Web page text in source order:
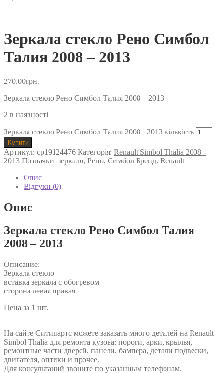
Зеркала стекло Рено Симбол
Талия 2008 – 2013
270.00грн.
Зеркала стекло Рено Симбол Талия 2008 – 2013
2 в наявності
Зеркала стекло Рено Симбол Талия 2008 - 2013 кількість
Купити
Артикул: cp19124476 Категорія: Renault Simbol Thalia 2008 -
2013 Позначки: зеркало, Рено, Симбол Бренд: Renault
Опис
Відгуки (0)
Опис
Зеркала стекло Рено Симбол Талия
2008 – 2013
Описание:
Зеркала стекло
вставка зеркала с обогревом
сторона левая правая
Цена за 1 шт.
На сайте Ситипартс можете заказать много деталей на Renault
Simbol Thalia для ремонта кузова: пороги, арки, крылья,
ремонтные части дверей, панели, бампера, детали подвески,
двигателя, оптики и прочее.
Для консультаций звоните по указанным телефонам.